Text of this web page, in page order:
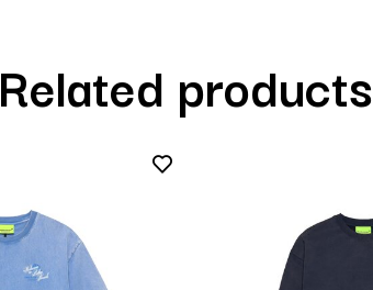
Related products